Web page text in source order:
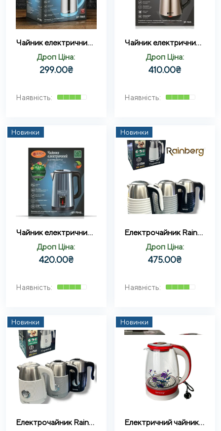
Чайник електричний з нержавіючої сталі 2,3л 2000Вт BITEK BT-7883
Дроп Ціна:
299.00₴
Чайник електричний 2,5л 2000Вт BITEK BT-7819
Дроп Ціна:
410.00₴
Новинки
Чайник електричний 2,5л 2000Вт BITEK BT-7916B
Дроп Ціна:
420.00₴
Новинки
Електрочайник Rainberg RB-2315 1,8 л, 2200 Вт
Дроп Ціна:
475.00₴
Новинки
Електрочайник Rainberg RB-2314 1,8 л, 2200 Вт
Новинки
Електричний чайник Rainberg RB 998 з LED підсвічуванням скляний з малюнком